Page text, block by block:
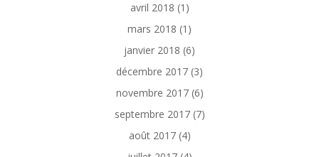
avril 2018 (1)
mars 2018 (1)
janvier 2018 (6)
décembre 2017 (3)
novembre 2017(6)
septembre 2017(7)
août 2017(4)